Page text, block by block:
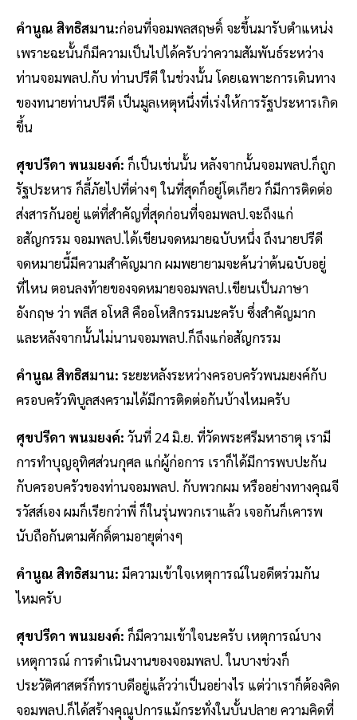
คำนูณ สิทธิสมาน:ก่อนที่จอมพลสฤษดิ์ จะขึ้นมารับตำแหน่ง
เพราะฉะนั้นก็มีความเป็นไปได้ครับว่าความสัมพันธ์ระหว่าง
ท่านจอมพลป.กับ ท่านปรีดี ในช่วงนั้น โดยเฉพาะการเดินทาง
ของทนายท่านปรีดี เป็นมูลเหตุหนึ่งที่เร่งให้การรัฐประหารเกิด
ขึ้น
ศุขปรีดา พนมยงค์: ก็เป็นเช่นนั้น หลังจากนั้นจอมพลป.ก็ถูก
รัฐประหาร ก็ลี้ภัยไปที่ต่างๆ ในที่สุดก็อยู่โตเกียว ก็มีการติดต่อ
ส่งสารกันอยู่ แต่ที่สำคัญที่สุดก่อนที่จอมพลป.จะถึงแก่
อสัญกรรม จอมพลป.ได้เขียนจดหมายฉบับหนึ่ง ถึงนายปรีดี
จดหมายนี้มีความสำคัญมาก ผมพยายามจะค้นว่าต้นฉบับอยู่
ที่ไหน ตอนลงท้ายของจดหมายจอมพลป.เขียนเป็นภาษา
อังกฤษ ว่า พลีส อโหสิ คืออโหสิกรรมนะครับ ซึ่งสำคัญมาก
และหลังจากนั้นไม่นานจอมพลป.ก็ถึงแก่อสัญกรรม
คำนูณ สิทธิสมาน: ระยะหลังระหว่างครอบครัวพนมยงค์กับ
ครอบครัวพิบูลสงครามได้มีการติดต่อกันบ้างไหมครับ
ศุขปรีดา พนมยงค์: วันที่ 24 มิ.ย. ที่วัดพระศรีมหาธาตุ เรามี
การทำบุญอุทิศส่วนกุศล แก่ผู้ก่อการ เราก็ได้มีการพบปะกัน
กับครอบครัวของท่านจอมพลป. กับพวกผม หรืออย่างทางคุณจี
รวัสส์เอง ผมก็เรียกว่าพี่ ก็ในรุ่นพวกเราแล้ว เจอกันก็เคารพ
นับถือกันตามศักดิ์ตามอายุต่างๆ
คำนูณ สิทธิสมาน: มีความเข้าใจเหตุการณ์ในอดีตร่วมกัน
ไหมครับ
ศุขปรีดา พนมยงค์: ก็มีความเข้าใจนะครับ เหตุการณ์บาง
เหตุการณ์ การดำเนินงานของจอมพลป. ในบางช่วงก็
ประวัติศาสตร์ก็ทราบดีอยู่แล้วว่าเป็นอย่างไร แต่ว่าเราก็ต้องคิด
จอมพลป.ก็ได้สร้างคุณูปการแม้กระทั่งในบั้นปลาย ความคิดที่